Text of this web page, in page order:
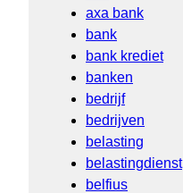
axa bank
bank
bank krediet
banken
bedrijf
bedrijven
belasting
belastingdienst
belfius